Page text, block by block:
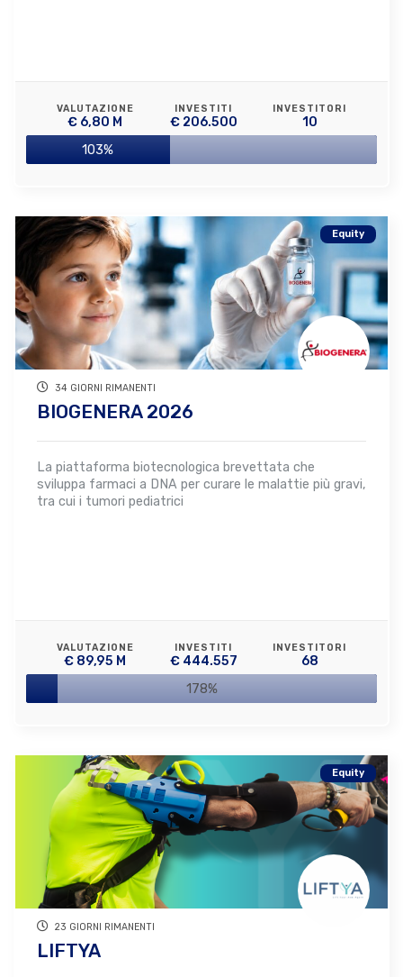
VALUTAZIONE
€ 6,80 M
INVESTITI
€ 206.500
INVESTITORI
10
103%
Equity
34 GIORNI RIMANENTI
BIOGENERA 2026
La piattaforma biotecnologica brevettata che
sviluppa farmaci a DNA per curare le malattie più gravi,
tra cui i tumori pediatrici
VALUTAZIONE
€ 89,95 M
INVESTITI
€ 444.557
INVESTITORI
68
178%
Equity
23 GIORNI RIMANENTI
LIFTYA